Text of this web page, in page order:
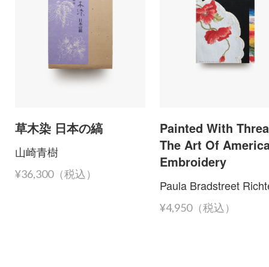
草木染 日本の縞
山崎青樹
¥36,300（税込）
Painted With
The Art Of
Embroidery
Paula Bradstreet
¥4,950（税込）